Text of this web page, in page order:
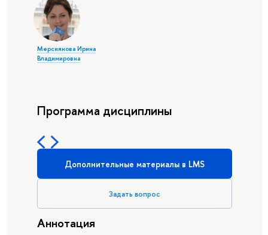
Мерсиянова Ирина
Владимировна
Программа дисциплины
Дополнительные материалы в LMS
Задать вопрос
Аннотация